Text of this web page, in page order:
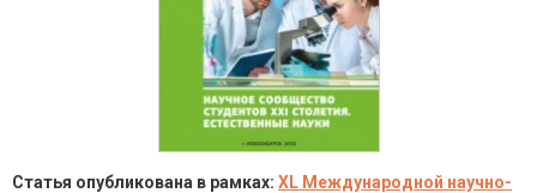
Статья опубликована в рамках: XL Международной научно-